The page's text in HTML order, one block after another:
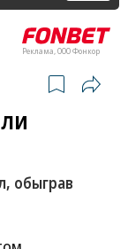
Реклама, ООО Фонкор
обыграв